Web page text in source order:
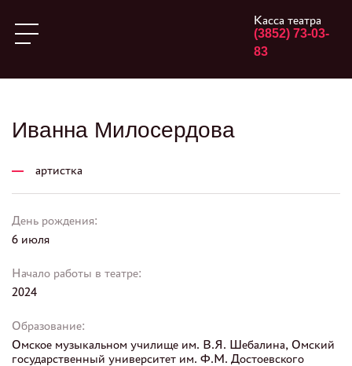
Касса театра
(3852) 73-03-
83
Иванна Милосердова
артистка
День рождения:
6 июля
Начало работы в театре:
2024
Образование:
Омское музыкальном училище им. В.Я. Шебалина, Омский
государственный университет им. Ф.М. Достоевского